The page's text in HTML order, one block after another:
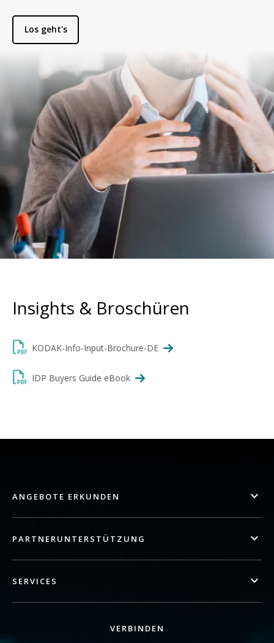
Los geht's
Insights & Broschüren
KODAK-Info-Input-Brochure-DE
IDP Buyers Guide eBook
ANGEBOTE ERKUNDEN
PARTNERUNTERSTÜTZUNG
SERVICES
VERBINDEN